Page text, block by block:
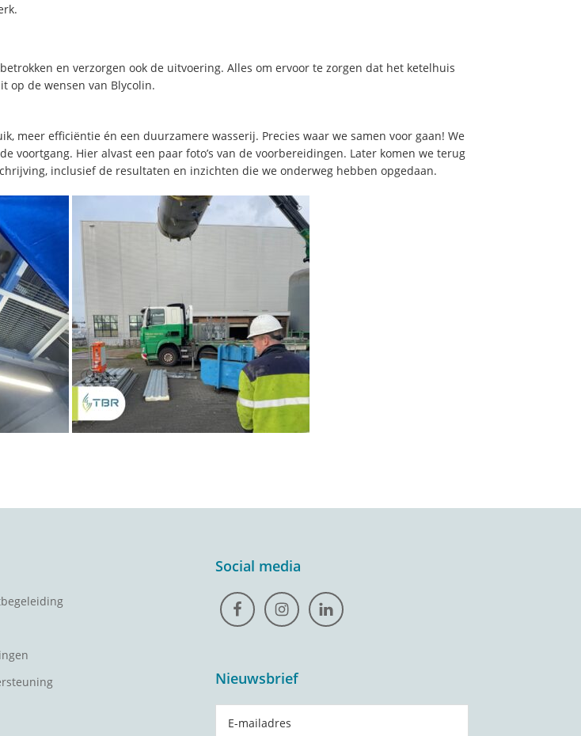
en verzorgen ook de uitvoering. Alles om ervoor te zorgen dat het ketelhuis
op de wensen van Blycolin.
meer efficiëntie én een duurzamere wasserij. Precies waar we samen voor gaan! We
voortgang. Hier alvast een paar foto’s van de voorbereidingen. Later komen we terug
inclusief de resultaten en inzichten die we onderweg hebben opgedaan.
Social media
Nieuwsbrief